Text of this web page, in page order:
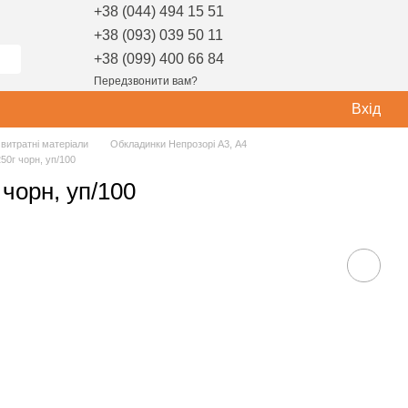
+38 (044) 494 15 51
+38 (093) 039 50 11
+38 (099) 400 66 84
Передзвонити вам?
Вхід
матеріали
Обкладинки Непрозорі А3, А4
чорн, уп/100
уп/100